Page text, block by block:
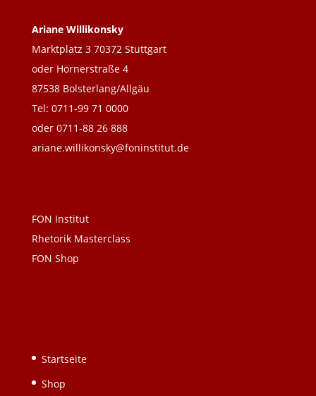
Ariane Willikonsky
Marktplatz 3 70372 Stuttgart
oder Hörnerstraße 4
87538 Bolsterlang/Allgäu
Tel: 0711-99 71 0000
oder 0711-88 26 888
ariane.willikonsky@foninstitut.de
FON Institut
Rhetorik Masterclass
FON Shop
Startseite
Shop